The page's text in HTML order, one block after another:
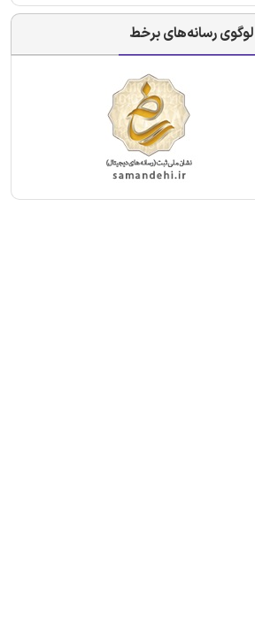
لوگوی رسانه‌های برخط